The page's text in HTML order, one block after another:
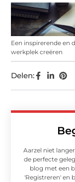
Een inspirerende en
werkplek creëren
Aarzel niet
de perfecte
blog met een
'Registreren' en
Delen: